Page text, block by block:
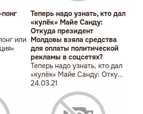
или
Теперь надо узнать, кто дал
«кулёк» Майе Санду:
Откуда президент
Молдовы взяла средства
для оплаты политической
рекламы в соцсетях?
Теперь надо узнать, кто дал
«кулёк» Майе Санду: Откуда
президент Молдовы взяла
средства для оплаты
политической рекламы в
соцсетях?
24.03.21